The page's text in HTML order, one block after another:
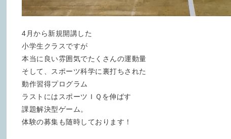
4月から新規開講した
小学生クラスですが
本当に良い雰囲気でたくさんの運動量
そして、スポーツ科学に裏打ちされた
動作習得プログラム
ラストにはスポーツＩＱを伸ばす
課題解決型ゲーム。
体験の募集も随時しております！